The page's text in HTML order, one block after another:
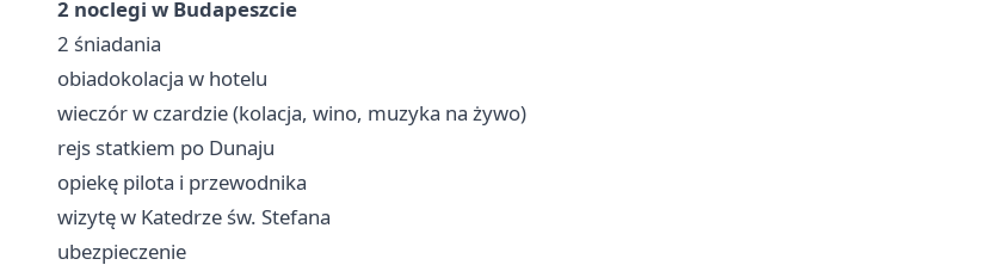
2 noclegi w Budapeszcie
2 śniadania
obiadokolacja w hotelu
wieczór w czardzie (kolacja, wino, muzyka na żywo)
rejs statkiem po Dunaju
opiekę pilota i przewodnika
wizytę w Katedrze św. Stefana
ubezpieczenie